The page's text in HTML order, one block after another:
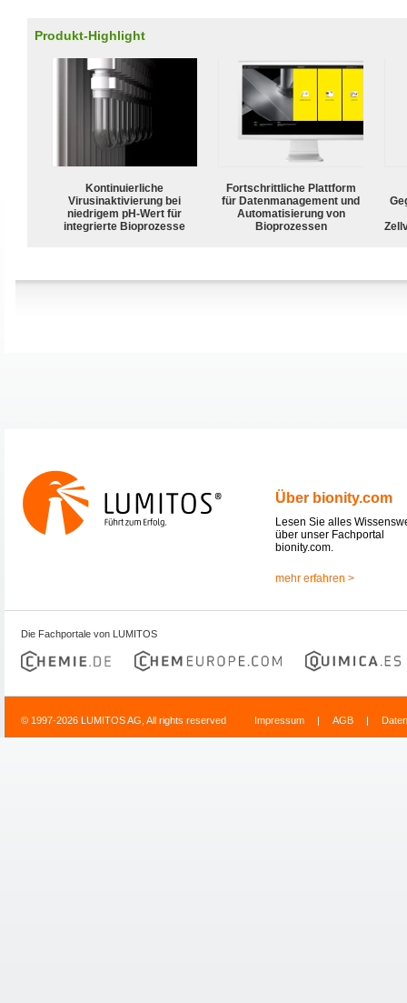
Produkt-Highlight
Kontinuierliche
Virusinaktivierung bei
niedrigem pH-Wert für
integrierte Bioprozesse
Fortschrittliche Plattform
für Datenmanagement und
Automatisierung von
Bioprozessen
Über bionity.com
Lesen Sie alles
über unser Fachportal
bionity.com.
mehr erfahren >
Die Fachportale von LUMITOS
© 1997-2026 LUMITOS AG, All rights reserved Impressum | AGB |